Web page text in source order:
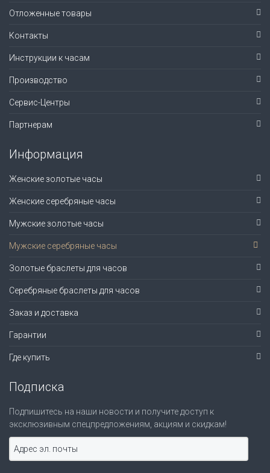
Отложенные товары
Контакты
Инструкции к часам
Производство
Сервис-Центры
Партнерам
Информация
Женские золотые часы
Женские серебряные часы
Мужские золотые часы
Мужские серебряные часы
Золотые браслеты для часов
Серебряные браслеты для часов
Заказ и доставка
Гарантии
Где купить
Подписка
Подпишитесь на наши новости и получите доступ к
эксклюзивным спецпредложениям, акциям и скидкам!